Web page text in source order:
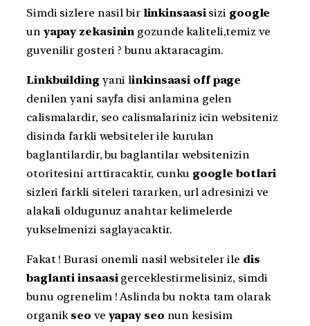
Simdi sizlere nasil bir linkinsaasi sizi google
un yapay zekasinin gozunde kaliteli,temiz ve
guvenilir gosteri ? bunu aktaracagim.
Linkbuildingyani linkinsaasi off page
denilen yani sayfa disi anlamina gelen
calismalardir, seo calismalariniz icin websiteniz
disinda farkli websiteler ile kurulan
baglantilardir, bu baglantilar websitenizin
otoritesini arttiracaktir, cunku google botlari
sizleri farkli siteleri tararken, url adresinizi ve
alakali oldugunuz anahtar kelimelerde
yukselmenizi saglayacaktir.
Fakat ! Burasi onemli nasil websiteler ile dis
baglanti insaasigerceklestirmelisiniz, simdi
bunu ogrenelim ! Aslinda bu nokta tam olarak
organik seo ve yapay seo nun kesisim